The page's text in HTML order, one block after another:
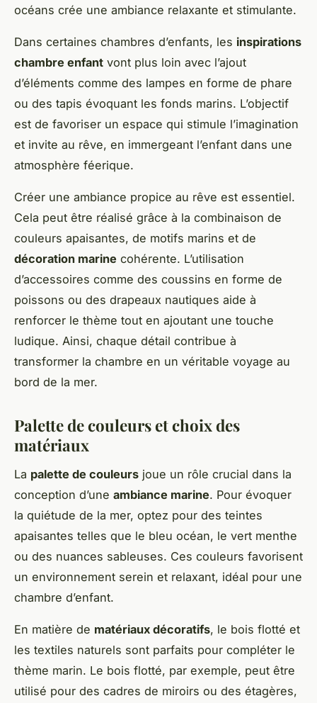
océans crée une ambiance relaxante et stimulante.
Dans certaines chambres d’enfants, les inspirations
chambre enfant vont plus loin avec l’ajout
d’éléments comme des lampes en forme de phare
ou des tapis évoquant les fonds marins. L’objectif
est de favoriser un espace qui stimule l’imagination
et invite au rêve, en immergeant l’enfant dans une
atmosphère féerique.
Créer une ambiance propice au rêve est essentiel.
Cela peut être réalisé grâce à la combinaison de
couleurs apaisantes, de motifs marins et de
décoration marine cohérente. L’utilisation
d’accessoires comme des coussins en forme de
poissons ou des drapeaux nautiques aide à
renforcer le thème tout en ajoutant une touche
ludique. Ainsi, chaque détail contribue à
transformer la chambre en un véritable voyage au
bord de la mer.
Palette de couleurs et choix des
matériaux
La palette de couleurs joue un rôle crucial dans la
conception d’une ambiance marine. Pour évoquer
la quiétude de la mer, optez pour des teintes
apaisantes telles que le bleu océan, le vert menthe
ou des nuances sableuses. Ces couleurs favorisent
un environnement serein et relaxant, idéal pour une
chambre d’enfant.
En matière de matériaux décoratifs, le bois flotté et
les textiles naturels sont parfaits pour compléter le
thème marin. Le bois flotté, par exemple, peut être
utilisé pour des cadres de miroirs ou des étagères,